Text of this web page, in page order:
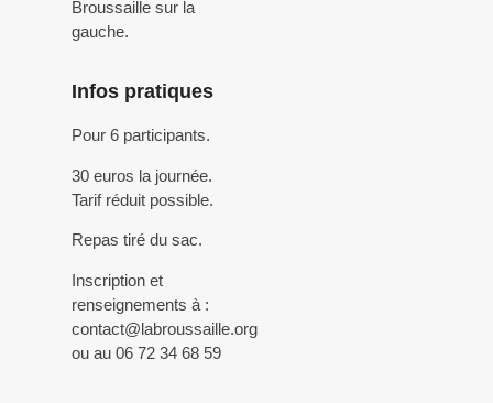
Broussaille sur la
gauche.
Infos pratiques
Pour 6 participants.
30 euros la journée.
Tarif réduit possible.
Repas tiré du sac.
Inscription et
renseignements à :
contact@labroussaille.org
ou au 06 72 34 68 59